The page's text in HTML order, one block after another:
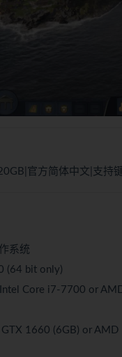
官方简体中文|支持
系统
(64 bit only)
Core i7-7700 or
GTX 1660 (6GB) or